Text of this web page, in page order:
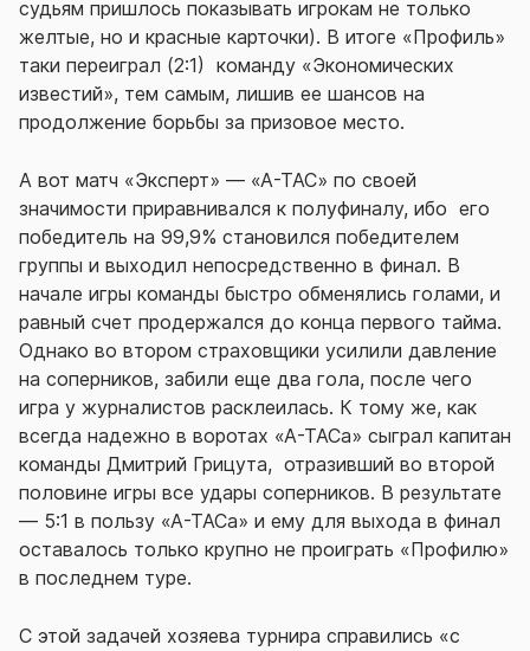
судьям пришлось показывать игрокам не только
желтые, но и красные карточки). В итоге «Профиль»
таки переиграл (2:1) команду «Экономических
известий», тем самым, лишив ее шансов на
продолжение борьбы за призовое место.
А вот матч «Эксперт» — «А-ТАС» по своей
значимости приравнивался к полуфиналу, ибо его
победитель на 99,9% становился победителем
группы и выходил непосредственно в финал. В
начале игры команды быстро обменялись голами, и
равный счет продержался до конца первого тайма.
Однако во втором страховщики усилили давление
на соперников, забили еще два гола, после чего
игра у журналистов расклеилась. К тому же, как
всегда надежно в воротах «А-ТАСа» сыграл капитан
команды Дмитрий Грицута, отразивший во второй
половине игры все удары соперников. В результате
— 5:1 в пользу «А-ТАСа» и ему для выхода в финал
оставалось только крупно не проиграть «Профилю»
в последнем туре.
С этой задачей хозяева турнира справились «с